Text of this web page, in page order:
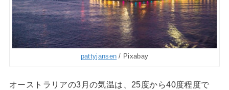
pattyjansen / Pixabay
オーストラリアの3月の気温は、25度から40度程度で